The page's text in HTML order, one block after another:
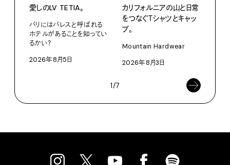
愛しのLV TETIA。
パリにはパレスと呼ばれる
ホテルがあることを知ってい
るかい？
2026年8月5日
カリフォルニアの山と日常
をつなぐＴシャツとキャッ
プ。
Mountain Hardwear
2026年8月3日
1/7